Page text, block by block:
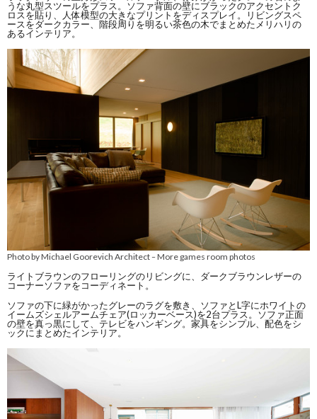
うな丸型スツールをプラス。ソファ背面の壁にブラックのアクセントク
ロスを貼り、人体模型の大きなプリントをディスプレイ。リビングスペ
ースをダークカラー、階段周りを明るい茶色の木でまとめたメリハリの
あるインテリア。
Photo by Michael Goorevich Architect–More games room photos
ライトブラウンのフローリングのリビングに、ダークブラウンレザーの
コーナーソファをコーディネート。
ソファの下に緑がかったグレーのラグを敷き、ソファとL字にホワイトの
イームズシェルアームチェア(ロッカーベース)を2台プラス。ソファ正面
の壁を真っ黒にして、テレビをハンギング。家具をシンプル、配色をシ
ックにまとめたインテリア。